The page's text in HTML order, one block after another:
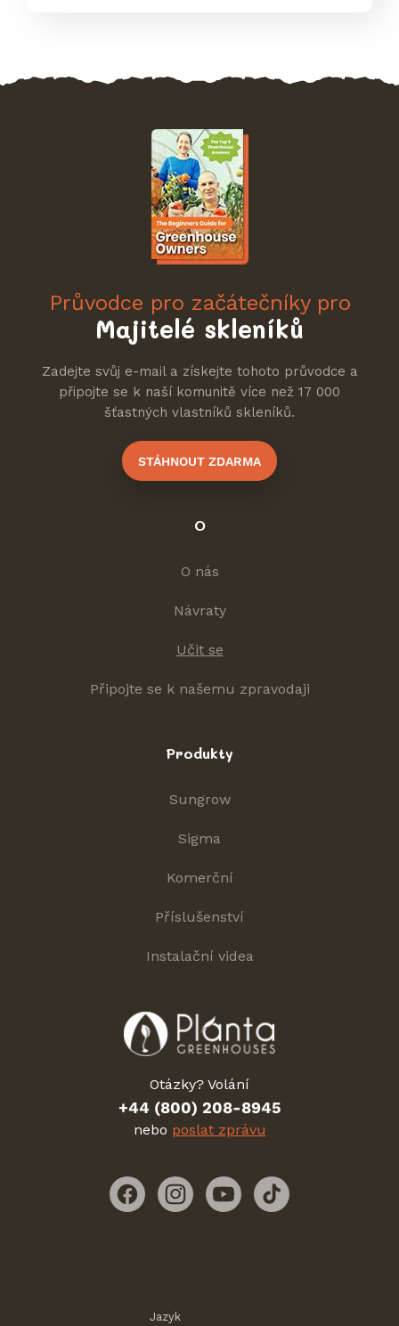
Průvodce pro začátečníky pro
Majitelé skleníků
Zadejte svůj e-mail a získejte tohoto průvodce a
připojte se k naší komunitě více než 17 000
šťastných vlastníků skleníků.
STÁHNOUT ZDARMA
O
O nás
Návraty
Učit se
Připojte se k našemu zpravodaji
Produkty
Sungrow
Sigma
Komerční
Příslušenství
Instalační videa
Otázky? Volání
+44 (800) 208-8945
nebo poslat zprávu
FacebookInstagramYouTubeTikTok
Jazyk